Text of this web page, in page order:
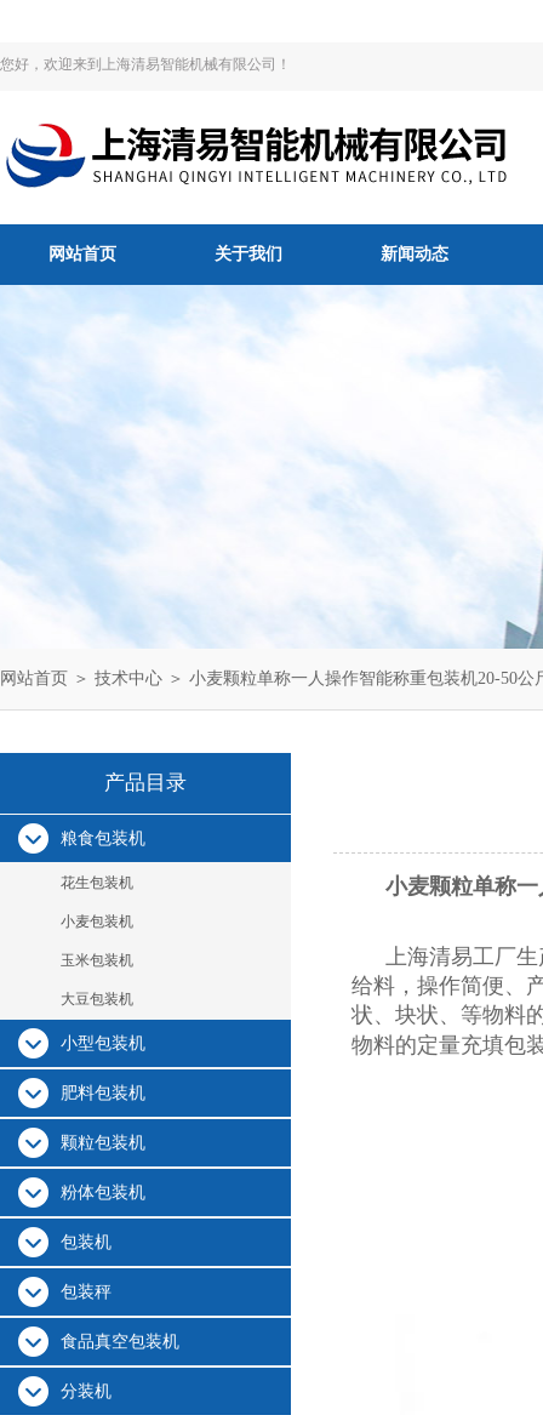
您好，欢迎来到上海清易智能机械有限公司！
网站首页 关于我们 新闻动态
网站首页 ＞ 技术中心 ＞ 小麦颗粒单称一人操作智能称重包装机20-50公
产品目录
粮食包装机
花生包装机
小麦包装机
玉米包装机
大豆包装机
小型包装机
肥料包装机
颗粒包装机
粉体包装机
包装机
包装秤
食品真空包装机
分装机
小麦颗粒单称
上海清易工厂
给料，操作简便、
状、块状、等物料
物料的定量充填包